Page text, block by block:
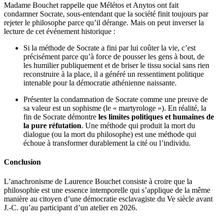
Madame Bouchet rappelle que Mélétos et Anytos ont fait
condamner Socrate, sous-entendant que la société finit toujours par
rejeter le philosophe parce qu’il dérange. Mais on peut inverser la
lecture de cet événement historique :
Si la méthode de Socrate a fini par lui coûter la vie, c’est
précisément parce qu’à force de pousser les gens à bout, de
les humilier publiquement et de briser le tissu social sans rien
reconstruire à la place, il a généré un ressentiment politique
intenable pour la démocratie athénienne naissante.
Présenter la condamnation de Socrate comme une preuve de
sa valeur est un sophisme (le « martyrologe »). En réalité, la
fin de Socrate démontre les limites politiques et humaines de
la pure réfutation. Une méthode qui produit la mort du
dialogue (ou la mort du philosophe) est une méthode qui
échoue à transformer durablement la cité ou l’individu.
Conclusion
L’anachronisme de Laurence Bouchet consiste à croire que la
philosophie est une essence intemporelle qui s’applique de la même
manière au citoyen d’une démocratie esclavagiste du Ve siècle avant
J.-C. qu’au participant d’un atelier en 2026.